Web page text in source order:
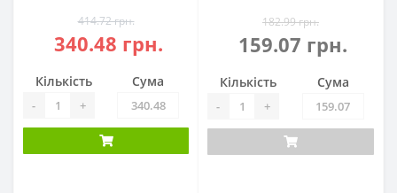
414.72 грн.
340.48 грн.
Кількість
- +
Сума
182.99 грн.
159.07 грн.
Кількість
- +
Сума